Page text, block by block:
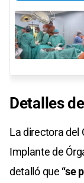
Detalles
La directora del
Implante de
detalló que “se